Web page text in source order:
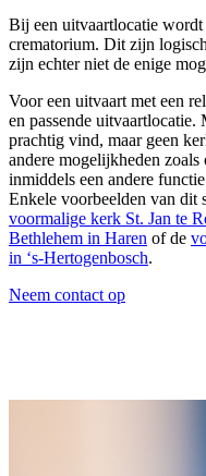
Bij een uitvaartlocatie
crematorium. Dit zijn
zijn echter niet de enige
Voor een uitvaart met een
en passende
prachtig vind, maar geen
andere mogelijkheden
inmiddels een andere
Enkele voorbeelden van dit
voormalige kerk St. Jan te
Bethlehem in Haren of de
in ‘s-Hertogenbosch.
Neem contact op